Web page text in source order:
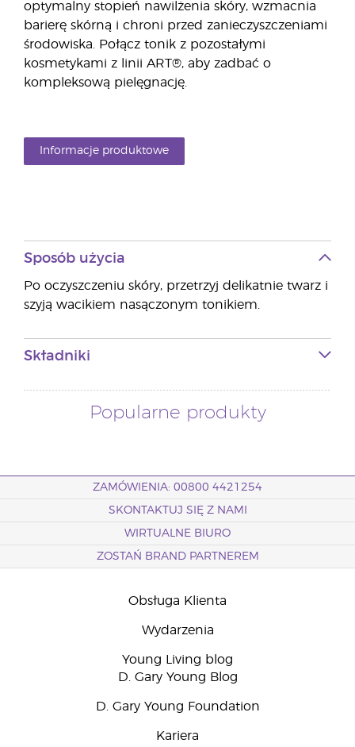
optymalny stopień nawilżenia skóry, wzmacnia
barierę skórną i chroni przed zanieczyszczeniami
środowiska. Połącz tonik z pozostałymi
kosmetykami z linii ART®, aby zadbać o
kompleksową pielęgnację.
Informacje produktowe
Sposób użycia
Po oczyszczeniu skóry, przetrzyj delikatnie twarz i
szyją wacikiem nasączonym tonikiem.
Składniki
Popularne produkty
ZAMÓWIENIA: 00800 4421254
SKONTAKTUJ SIĘ Z NAMI
WIRTUALNE BIURO
ZOSTAŃ BRAND PARTNEREM
Obsługa Klienta
Wydarzenia
Young Living blog
D. Gary Young Blog
D. Gary Young Foundation
Kariera